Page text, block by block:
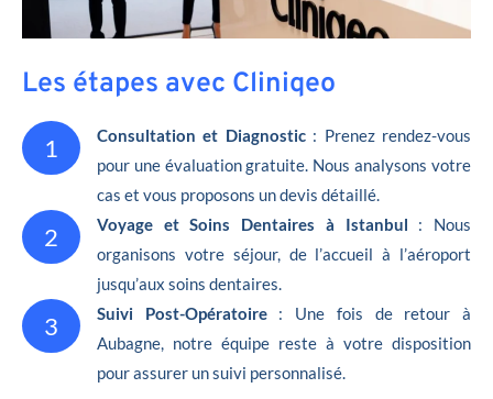
Les étapes avec Cliniqeo
1 Consultation et Diagnostic: Prenez rendez-vous
pour une évaluation gratuite. Nous analysons votre
cas et vous proposons un devis détaillé.
2 Voyage et Soins Dentaires à Istanbul : Nous
organisons votre séjour, de l’accueil à l’aéroport
jusqu’aux soins dentaires.
3 Suivi Post-Opératoire : Une fois de retour à
Aubagne, notre équipe reste à votre disposition
pour assurer un suivi personnalisé.